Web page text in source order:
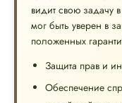
видит свою задачу
мог быть уверен в
положенных
Защита прав и
Обеспечение